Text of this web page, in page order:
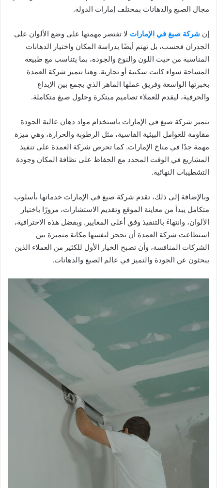
مجال الصبغ والدهانات بمختلف إمارات الدولة.
إن شركة صبغ في الإمارات لا تقتصر مهمتها على وضع الألوان على
الجدران فحسب، بل تهتم أيضًا بدراسة المكان واختيار الدهانات
المناسبة من حيث اللون والنوع والجودة، بما يتناسب مع طبيعة
المساحة سواء كانت سكنية أو تجارية. وهنا تتميز شركة العمدة
بخبرتها الواسعة وفريق عملها الماهر الذي يجمع بين الإبداع
والحرفية، ليقدم للعملاء تصاميم مبتكرة وحلول صبغ متكاملة.
تتميز شركة صبغ في الإمارات باستخدام مواد دهان عالية الجودة
مقاومة للعوامل البيئية القاسية، مثل الرطوبة والحرارة، وهي ميزة
مهمة جدًا في مناخ الإمارات. كما تحرص شركة العمدة على تنفيذ
المشاريع في الوقت المحدد مع الحفاظ على نظافة المكان وجودة
التشطيبات النهائية.
وبالإضافة إلى ذلك، تقدم شركة صبغ في الإمارات خدماتها بأسلوب
متكامل يبدأ من معاينة الموقع وتقديم الاستشارات، مرورًا باختيار
الألوان، وانتهاءً بالتنفيذ وفق أعلى المعايير. وبفضل هذه الاحترافية،
استطاعت شركة العمدة أن تحجز لنفسها مكانة متميزة بين
الشركات المنافسة، وأن تصبح الخيار الأول للكثير من العملاء الذين
يبحثون عن الجودة والتميز في عالم الصبغ والدهانات.